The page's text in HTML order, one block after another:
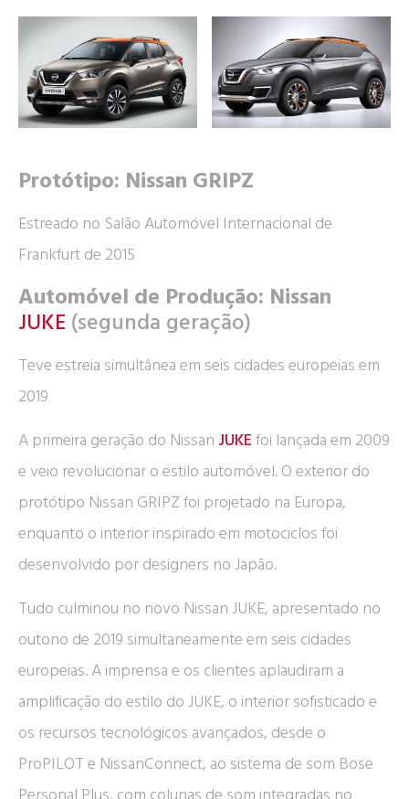
Protótipo: Nissan GRIPZ
Estreado no Salão Automóvel Internacional de
Frankfurt de 2015
Automóvel de Produção: Nissan
JUKE (segunda geração)
Teve estreia simultânea em seis cidades europeias em
2019
A primeira geração do Nissan JUKE foi lançada em 2009
e veio revolucionar o estilo automóvel. O exterior do
protótipo Nissan GRIPZ foi projetado na Europa,
enquanto o interior inspirado em motociclos foi
desenvolvido por designers no Japão.
Tudo culminou no novo Nissan JUKE, apresentado no
outono de 2019 simultaneamente em seis cidades
europeias. A imprensa e os clientes aplaudiram a
amplificação do estilo do JUKE, o interior sofisticado e
os recursos tecnológicos avançados, desde o
ProPILOT e NissanConnect, ao sistema de som Bose